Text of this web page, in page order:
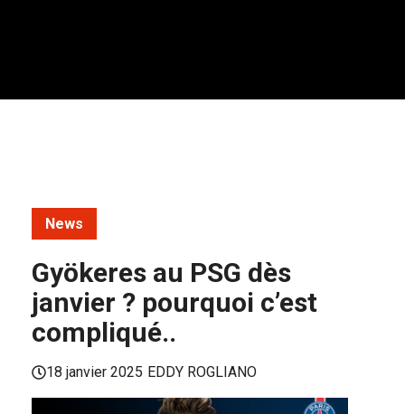
News
Gyökeres au PSG dès
janvier ? pourquoi c’est
compliqué..
18 janvier 2025 EDDY ROGLIANO